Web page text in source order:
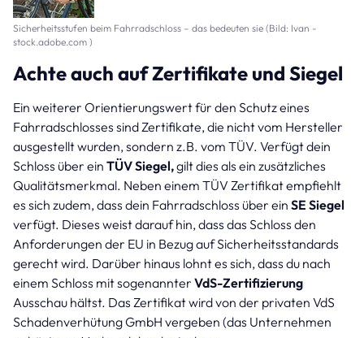
Sicherheitsstufen beim Fahrradschloss – das bedeuten sie (Bild: Ivan -
stock.adobe.com )
Achte auch auf Zertifikate und Siegel
Ein weiterer Orientierungswert für den Schutz eines
Fahrradschlosses sind Zertifikate, die nicht vom Hersteller
ausgestellt wurden, sondern z.B. vom TÜV. Verfügt dein
Schloss über ein TÜV Siegel,gilt dies als ein zusätzliches
Qualitätsmerkmal. Neben einem TÜV Zertifikat empfiehlt
es sich zudem, dass dein Fahrradschloss über ein SE Siegel
verfügt. Dieses weist darauf hin, dass das Schloss den
Anforderungen der EU in Bezug auf Sicherheitsstandards
gerecht wird. Darüber hinaus lohnt es sich, dass du nach
einem Schloss mit sogenannter VdS-Zertifizierung
Ausschau hältst. Das Zertifikat wird von der privaten VdS
Schadenverhütung GmbH vergeben (das Unternehmen